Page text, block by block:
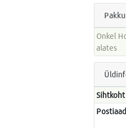
Onkel Hotels
alates
Sihtkoht